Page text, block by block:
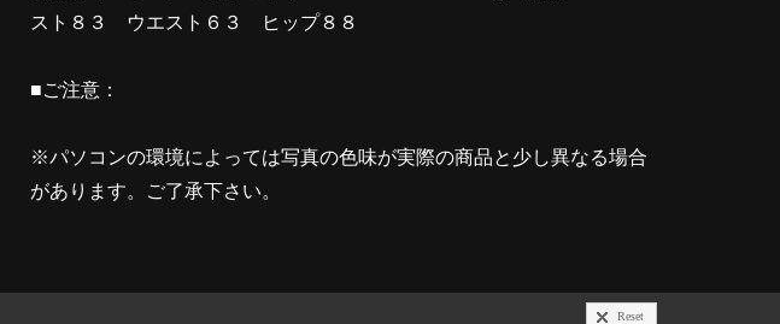
スト８３ ウエスト６３ ヒップ８８
■ご注意：
※パソコンの環境によっては写真の色味が実際の商品と少し異なる場合
があります。ご了承下さい。
Reset